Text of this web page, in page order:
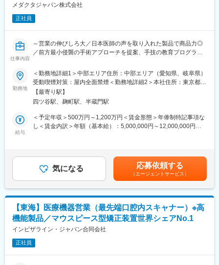
開があり、「補聴器を使ってみたいけれど、少し抵抗がある」と
いう方々の心のバリアを払拭する優れたデザイン性を兼ね備えて
います。
変更の範囲：会社の定める業務
★高い定着率と社風
異なるエリア同士でも連携するなどチームワークのある社風で、
退職者が少なく、若手だけでなく40代以上のベテラン社員も多い
のが特徴です。グローバル・日本法人ともにボトムアップの文化
があり、日本のマーケットやKOLの声に即した製品提供を行って
いるため、自信をもった営業活動が可能です。
整形外科等のドクターに対し、ご自宅からの直行直帰でスパイン
機器の営業活動を行います。営業のスタイルは深耕営業で、医師
との関係構築によるアカデミカルな営業スタイルを重要視してい
ます。
（2）製品に関連する情報提供（手術手技、臨床データ、医学情報
等）
▽入社後のイメージ
ご経験にもよりますが、基本的には座学研修を1週間実施したあ
と、営業同行やオペの見学を行いながら半年～1年ほどかけて教育
していきます。
▽働き方
製品特性上、緊急の呼び出しが基本的に発生せず、手術の立ち会
い頻度も少ないため、安定的に働くことができます。年間休日も
メダクタジャパン株式会社
正社員
仕事内容
～営業の伸びしろ大／日本医師の声を取り入れた製品で商品力◎
／前方最小侵襲の手術アプローチを提案、手技の教育プログラム
▽概要
・同社はスイスに本社を置き、世界45か国で事業展開するジョイ
ント・スパイン領域の医療機器メーカーです。
・患者の肉体的負担が少ない、前方最小侵襲手術（AIMS）に強み
を持っています。製品のほか、医師に向けた手技の教育プログラ
ムやAR技術を用いたサポートシステムも提供しており、既にグロ
進めています。
る昇進の機会など、営業における白地・伸びしろが大きくキャリ
アアップのチャンスが多くあります。
★高い定着率と社風
異なるエリア同士でも連携するなどチームワークのある社風で、
退職者が少なく、若手だけでなく40代以上のベテラン社員も多い
のが特徴です。グローバル・日本法人ともにボトムアップの文化
があり、日本のマーケットやKOLの声に即した製品提供を行って
勤務地
＜勤務地詳細1＞中部エリア住所：中部エリア（愛知県、岐阜県）
受動喫煙対策：屋内全面禁煙＜勤務地詳細2＞本社住所：東京都千
代田区麹町5-3-5 麹町中田ビル2階勤務地最寄駅：JR・東京メトロ
線／四ツ谷駅受動喫煙対策：屋内全面禁煙変更の範囲：会社の定
【最寄り駅】
四ツ谷駅、麹町駅、半蔵門駅
給与
＜予定年収＞500万円～1,200万円＜賃金形態＞年俸制特記事項な
し＜賃金内訳＞年額（基本給）：5,000,000円～12,000,000円＜
に、ターゲットボーナスのインセンティブがあります。賃金はあ
くまでも目安の金額であり、選考を通じて上下する可能性があり
ます。月給(月額)は固定手当を含めた表記です。
気になる 応募依頼する
（エージェントサービス）
【東海】医療機器営業（最先端口腔内スキャナー）※高
機能製品／マウスピース型矯正装置世界シェアNo.1
インビザライン・ジャパン合同会社
正社員